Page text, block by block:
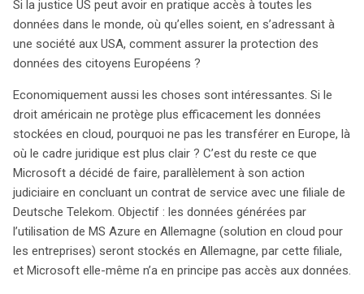
Si la justice US peut avoir en pratique accès à toutes les
données dans le monde, où qu’elles soient, en s’adressant à
une société aux USA, comment assurer la protection des
données des citoyens Européens ?
Economiquement aussi les choses sont intéressantes. Si le
droit américain ne protège plus efficacement les données
stockées en cloud, pourquoi ne pas les transférer en Europe, là
où le cadre juridique est plus clair ? C’est du reste ce que
Microsoft a décidé de faire, parallèlement à son action
judiciaire en concluant un contrat de service avec une filiale de
Deutsche Telekom. Objectif : les données générées par
l’utilisation de MS Azure en Allemagne (solution en cloud pour
les entreprises) seront stockés en Allemagne, par cette filiale,
et Microsoft elle-même n’a en principe pas accès aux données.
search